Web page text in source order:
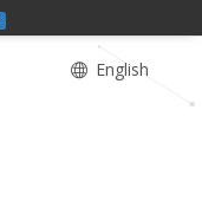
English